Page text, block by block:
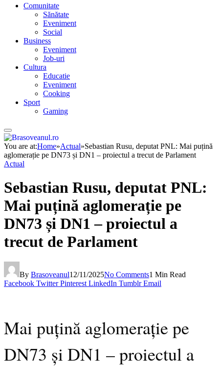
Comunitate
Sănătate
Eveniment
Social
Business
Eveniment
Job-uri
Cultura
Educatie
Eveniment
Cooking
Sport
Gaming
You are at:Home»Actual»Sebastian Rusu, deputat PNL: Mai puțină
aglomerație pe DN73 și DN1 – proiectul a trecut de Parlament
Actual
Sebastian Rusu, deputat PNL:
Mai puțină aglomerație pe
DN73 și DN1 – proiectul a
trecut de Parlament
By Brasoveanul12/11/2025No Comments1 Min Read
Facebook Twitter Pinterest LinkedIn Tumblr Email
Mai puțină aglomerație pe
DN73 și DN1 – proiectul a